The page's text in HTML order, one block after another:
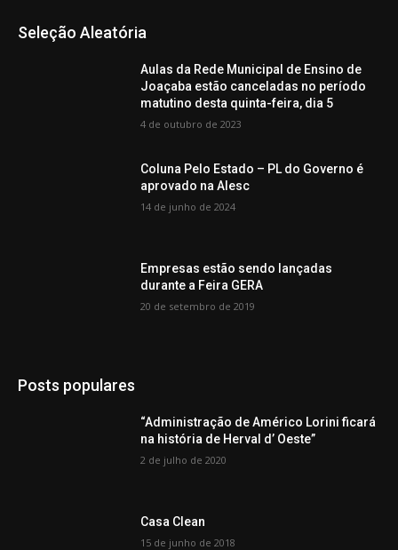
Seleção Aleatória
Aulas da Rede Municipal de Ensino de
Joaçaba estão canceladas no período
matutino desta quinta-feira, dia 5
4 de outubro de 2023
Coluna Pelo Estado – PL do Governo é
aprovado na Alesc
14 de junho de 2024
Empresas estão sendo lançadas
durante a Feira GERA
20 de setembro de 2019
Posts populares
“Administração de Américo Lorini ficará
na história de Herval d’ Oeste”
2 de julho de 2020
Casa Clean
15 de junho de 2018